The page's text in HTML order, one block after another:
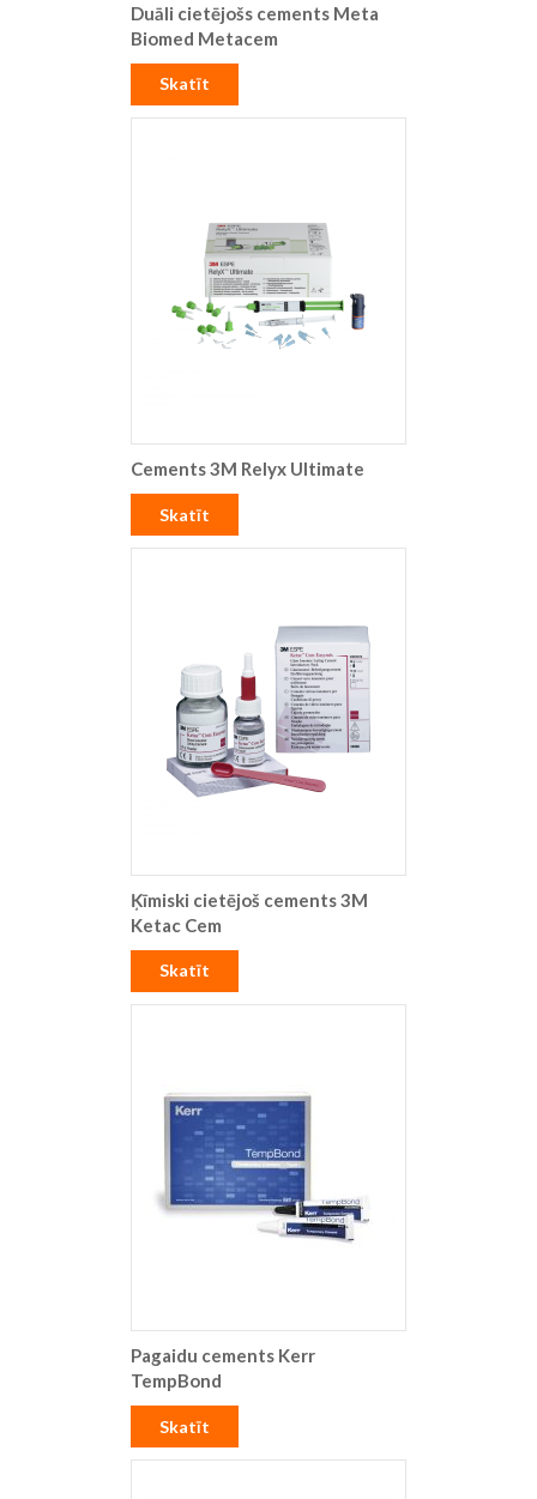
Duāli cietējošs cements Meta
Biomed Metacem
Skatīt
Cements 3M Relyx Ultimate
Skatīt
Ķīmiski cietējoš cements 3M
Ketac Cem
Skatīt
Pagaidu cements Kerr
TempBond
Skatīt